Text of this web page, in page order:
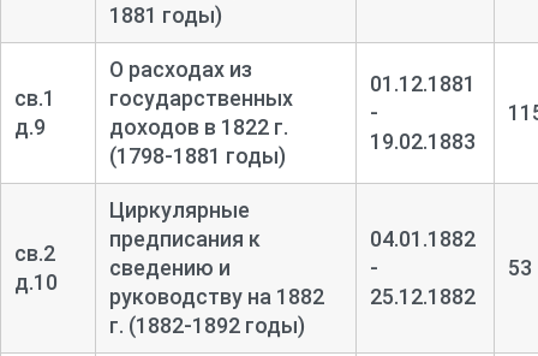
1881 годы)
св.1
д.9
О расходах из
государственных
доходов в 1822 г.
(1798-1881 годы)
01.12.1881
-
19.02.1883
св.2
д.10
Циркулярные
предписания к
сведению и
руководству на 1882
г. (1882-1892 годы)
04.01.1882
-
25.12.1882
53